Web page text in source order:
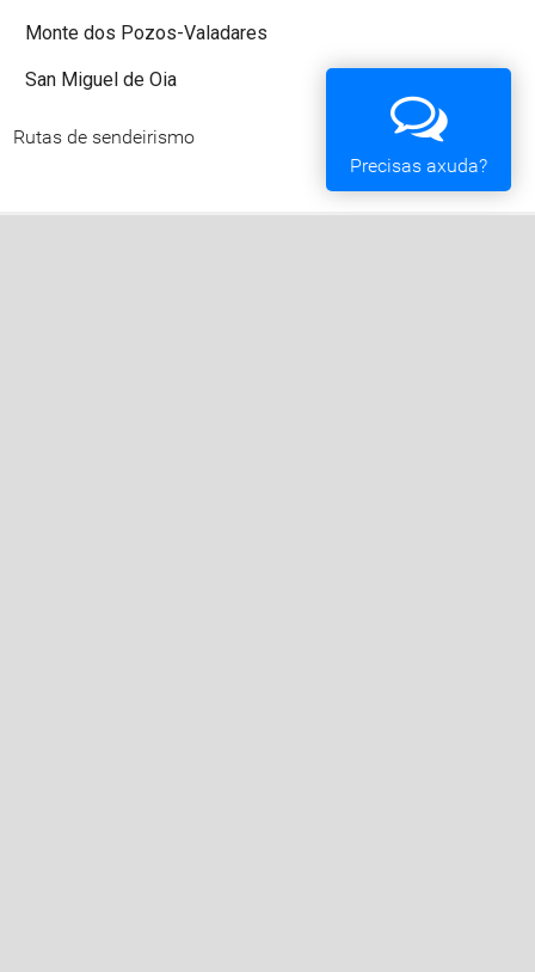
Monte dos Pozos-Valadares
San Miguel de Oia
Rutas de sendeirismo
Precisas axuda?